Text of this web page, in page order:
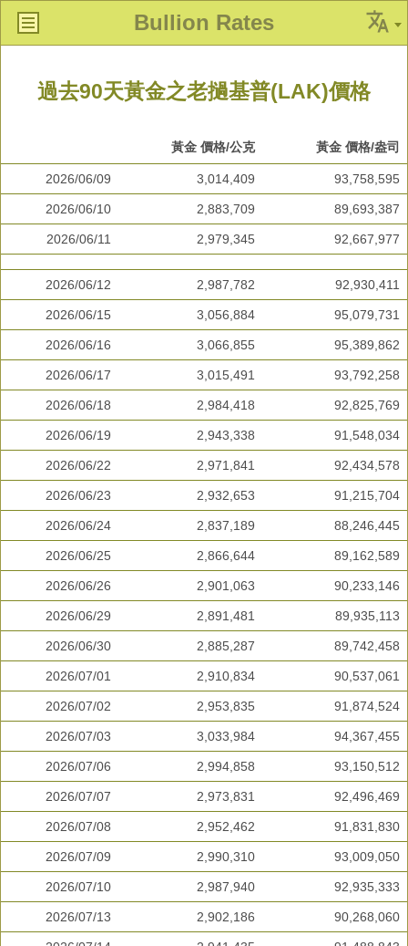
Bullion Rates
過去90天黃金之老撾基普(LAK)價格
黃金 價格/公克 黃金 價格/盎司
2026/06/09 3,014,409 93,758,595
2026/06/10 2,883,709 89,693,387
2026/06/11 2,979,345 92,667,977
2026/06/12 2,987,782 92,930,411
2026/06/15 3,056,884 95,079,731
2026/06/16 3,066,855 95,389,862
2026/06/17 3,015,491 93,792,258
2026/06/18 2,984,418 92,825,769
2026/06/19 2,943,338 91,548,034
2026/06/22 2,971,841 92,434,578
2026/06/23 2,932,653 91,215,704
2026/06/24 2,837,189 88,246,445
2026/06/25 2,866,644 89,162,589
2026/06/26 2,901,063 90,233,146
2026/06/29 2,891,481 89,935,113
2026/06/30 2,885,287 89,742,458
2026/07/01 2,910,834 90,537,061
2026/07/02 2,953,835 91,874,524
2026/07/03 3,033,984 94,367,455
2026/07/06 2,994,858 93,150,512
2026/07/07 2,973,831 92,496,469
2026/07/08 2,952,462 91,831,830
2026/07/09 2,990,310 93,009,050
2026/07/10 2,987,940 92,935,333
2026/07/13 2,902,186 90,268,060